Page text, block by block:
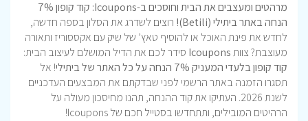
מרהטים ומעצבים את הבית וחוסכים ב-Icoupons: קוד קופון 7%
הנחה באתר ביתילי (Betili)!
רוצים לשדרג את הסלון בספה חדשה,
לחדש את פינת האוכל או להוסיף טאץ’ של שיק עם אקססוריז ותאורה
מעוצבת? צוותIcoupons סידר לכם את הדיל המושלם לעיצוב הבית:
קוד קופון בלעדי המעניק 7% הנחה על כל האתר של ביתילי
! אל
תסגרו הזמנה באתר הרשמי לפני שבדקתם את המבצעים העדכניים
לשנת 2026. העתיקו את קוד ההנחה, תהנו מחיסכון מעולה על
הרהיטים המובילים, ותתחדשו בסטייל חכם של Icoupons!